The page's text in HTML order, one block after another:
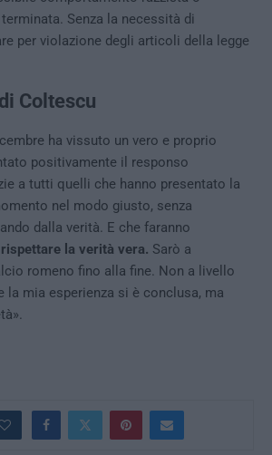
Senza la necessità di
per violazione degli articoli della legge
Coltescu
ha vissuto un vero e proprio
positivamente il responso
a tutti quelli che hanno presentato la
nel modo giusto, senza
dalla verità. E che faranno
la verità vera. Sarò a
romeno fino alla fine. Non a livello
la mia esperienza si è conclusa, ma